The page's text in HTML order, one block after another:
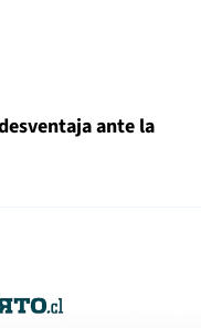
ante la